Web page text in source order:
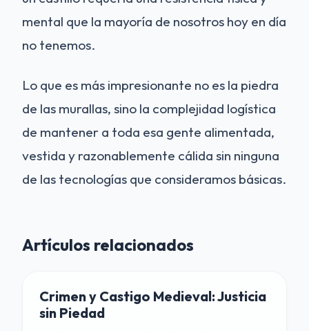
mental que la mayoría de nosotros hoy en día
no tenemos.
Lo que es más impresionante no es la piedra
de las murallas, sino la complejidad logística
de mantener a toda esa gente alimentada,
vestida y razonablemente cálida sin ninguna
de las tecnologías que consideramos básicas.
Artículos relacionados
Crimen y Castigo Medieval: Justicia
sin Piedad